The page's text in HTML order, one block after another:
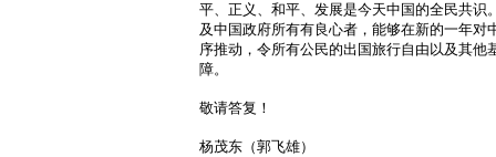
平、正义、和平、发展是今天中国的全民共识
及中国政府所有有良心者，能够在新的一年对
序推动，令所有公民的出国旅行自由以及其他
障。
敬请答复！
杨茂东（郭飞雄）